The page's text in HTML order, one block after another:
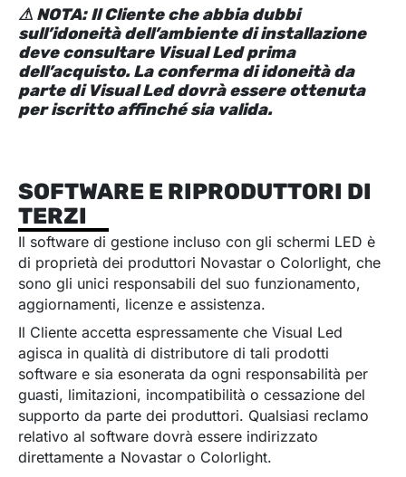
⚠ NOTA: Il Cliente che abbia dubbi
sull’idoneità dell’ambiente di installazione
deve consultare Visual Led prima
dell’acquisto. La conferma di idoneità da
parte di Visual Led dovrà essere ottenuta
per iscritto affinché sia valida.
SOFTWARE E RIPRODUTTORI DI
TERZI
Il software di gestione incluso con gli schermi LED è
di proprietà dei produttori Novastar o Colorlight, che
sono gli unici responsabili del suo funzionamento,
aggiornamenti, licenze e assistenza.
Il Cliente accetta espressamente che Visual Led
agisca in qualità di distributore di tali prodotti
software e sia esonerata da ogni responsabilità per
guasti, limitazioni, incompatibilità o cessazione del
supporto da parte dei produttori. Qualsiasi reclamo
relativo al software dovrà essere indirizzato
direttamente a Novastar o Colorlight.